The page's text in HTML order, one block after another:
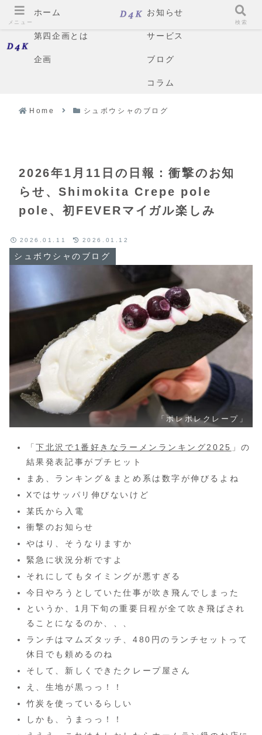
ホーム
お知らせ
第四企画とは
サービス
企画
ブログ
コラム
Home シュボウシャのブログ
2026年1月11日の日報：衝撃のお知
らせ、Shimokita Crepe pole
pole、初FEVERマイガル楽しみ
シュボウシャのブログ
「ポレポレクレープ」
2026.01.11 2026.01.12
「下北沢で1番好きなラーメンランキング2025 」の
結果発表記事がプチヒット
まあ、ランキング＆まとめ系は数字が伸びるよね
Xではサッパリ伸びないけど
某氏から入電
衝撃のお知らせ
やはり、そうなりますか
緊急に状況分析ですよ
それにしてもタイミングが悪すぎる
今日やろうとしていた仕事が吹き飛んでしまった
というか、1月下旬の重要日程が全て吹き飛ばされ
ることになるのか、、、
ランチはマムズタッチ、480円のランチセットって
休日でも頼めるのね
そして、新しくできたクレープ屋さん
え、生地が黒っっ！！
竹炭を使っているらしい
しかも、うまっっ！！
メニュー 検索